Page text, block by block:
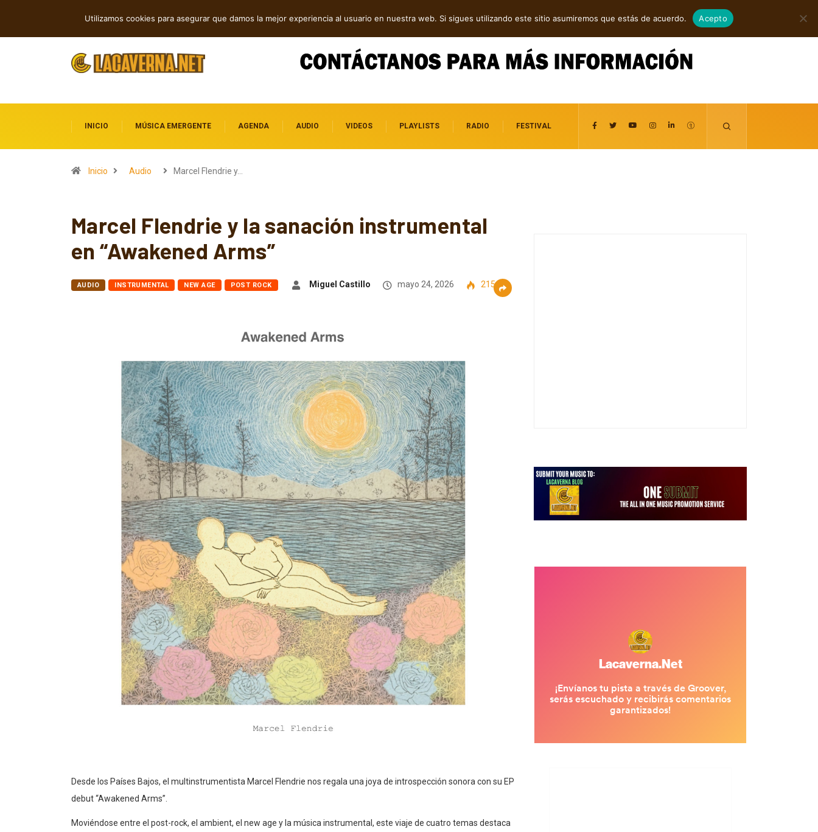
agosto 7, 2026
INICIO MÚSICA EMERGENTE AGENDA AUDIO VIDEOS PLAYLISTS RADIO FESTIVAL
Inicio Audio Marcel Flendrie y…
Marcel Flendrie y la sanación instrumental
en “Awakened Arms”
AUDIO INSTRUMENTAL NEW AGE POST ROCK Miguel Castillo mayo 24, 2026 215
Desde los Países Bajos, el multinstrumentista Marcel Flendrie nos regala una joya de introspección sonora con su EP
debut “Awakened Arms”.
Moviéndose entre el post-rock, el ambient, el new age y la música instrumental, este viaje de cuatro temas destaca
Utilizamos cookies para asegurar que damos la mejor experiencia al usuario en nuestra web. Si sigues utilizando este sitio asumiremos que estás de acuerdo. Acepto